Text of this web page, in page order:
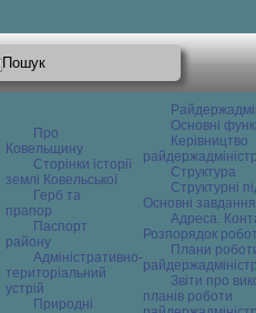
Про
Ковельщину
Сторінки історії
землі Ковельської
Герб та
прапор
Паспорт
району
Адміністративно-
територіальний
устрій
Природні
Основні
Керівництво
Структура
Структурні
Основні завдання
Адреса.
Розпорядок
Плани
Звіти про
планів роботи